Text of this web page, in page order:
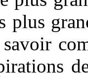
plus